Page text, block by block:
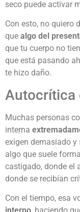
seco puede activar
Con esto, no quiero
que algo del
que tu cuerpo no
que está pasando
te hizo daño.
Autocrítica
Muchas personas
interna
exigen demasiado y
algo que suele
castigado, donde el
donde se recibían
Con el tiempo, esa